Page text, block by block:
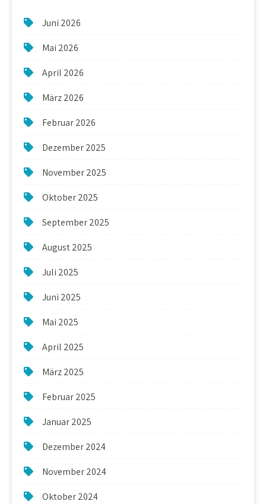
Juni 2026
Mai 2026
April 2026
März 2026
Februar 2026
Dezember 2025
November 2025
Oktober 2025
September 2025
August 2025
Juli 2025
Juni 2025
Mai 2025
April 2025
März 2025
Februar 2025
Januar 2025
Dezember 2024
November 2024
Oktober 2024